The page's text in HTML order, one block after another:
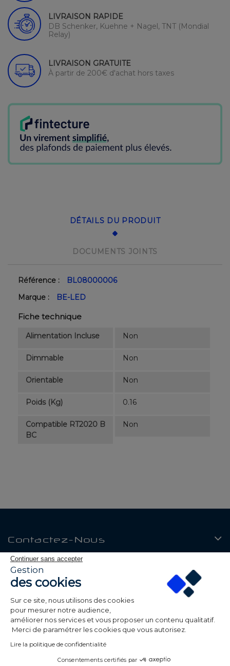
LIVRAISON RAPIDE
DB Schenker, Kuehne + Nagel, TNT (Mondial
Relay)
LIVRAISON GRATUITE
À partir de 200€ d'achat hors taxes
DÉTAILS DU PRODUIT
DOCUMENTS JOINTS
Référence :
BL08000006
Marque :
BE-LED
Fiche technique
Alimentation Incluse Non
Dimmable Non
Orientable Non
Poids (kg) 0.16
Compatible RT2020 B
BC
Non
Contactez-Nous
Produits
Notre Société
Continuer sans accepter
Gestion
des cookies
Sur ce site, nous utilisons des cookies
pour mesurer notre audience,
améliorer nos services et vous proposer un contenu qualitatif.
Merci de paramétrer les cookies que vous autorisez.
Lire la politique de confidentialité
Consentements certifiés par